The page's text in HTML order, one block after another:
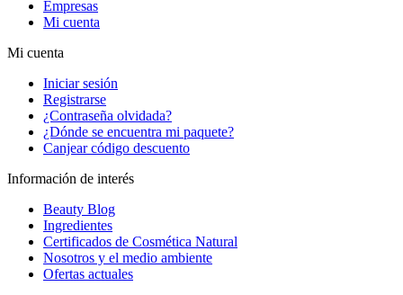
Empresas
Mi cuenta
Mi cuenta
Iniciar sesión
Registrarse
¿Contraseña olvidada?
¿Dónde se encuentra mi paquete?
Canjear código descuento
Información de interés
Beauty Blog
Ingredientes
Certificados de Cosmética Natural
Nosotros y el medio ambiente
Ofertas actuales